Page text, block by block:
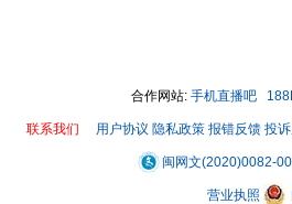
合作网站: 手机直播吧
联系我们 用户协议 隐私政策 报错反馈 投
闽网文(2020)0082-
营业执照